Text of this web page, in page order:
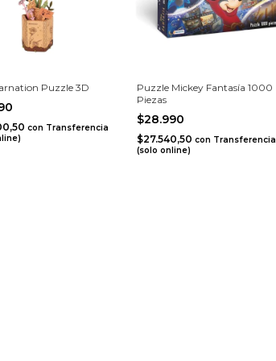
Puzzle 3D
con Transferencia
Puzzle Mickey Fantasía 1000
Piezas
$28.990
$27.540,50con Transferencia
(solo online)